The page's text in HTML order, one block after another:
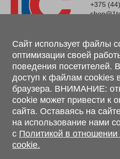
+375
Магазин, склад
г. Минск, Минский р-н, п.
223062
г. Брест, ул. Лейтенанта Рябцева,
Обращаем Ваше внимание, что
информация, касающаяся
характеристик, цветовых
сервисного обслуживания носит
не является публичной офертой,
Гражданского кодекса Республики
Сайт использует файлы
оптимизации своей
поведения посетителей.
доступ к файлам cookies
браузера. ВНИМАНИЕ:
cookie может привести к
сайта. Оставаясь на
на использование нами
с Политикой в
cookie.